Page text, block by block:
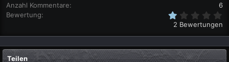
Anzahl Kommentare
6
Bewertung
0
S
t
2 Bewertungen
Teilen